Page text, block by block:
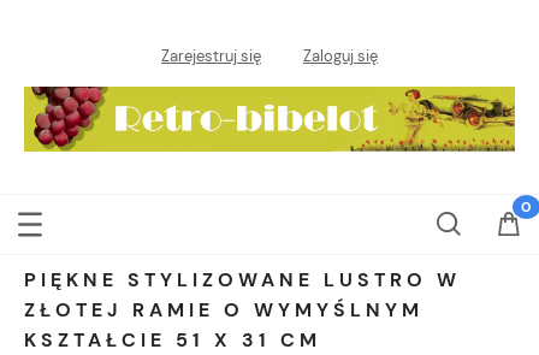
Zarejestruj się Zaloguj się
PIĘKNE STYLIZOWANE LUSTRO W
ZŁOTEJ RAMIE O WYMYŚLNYM
KSZTAŁCIE 51 X 31 CM